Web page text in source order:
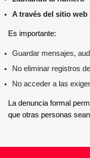
A través del sitio web
Es importante:
Guardar mensajes,
No eliminar registros
No acceder a las
La denuncia formal
que otras personas